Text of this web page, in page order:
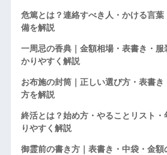
危篤とは？連絡すべき人・かける言
備を解説
一周忌の香典｜金額相場・表書き・
かりやすく解説
お布施の封筒｜正しい選び方・表書
方を解説
終活とは？始め方・やることリスト
りやすく解説
御霊前の書き方｜表書き・中袋・金